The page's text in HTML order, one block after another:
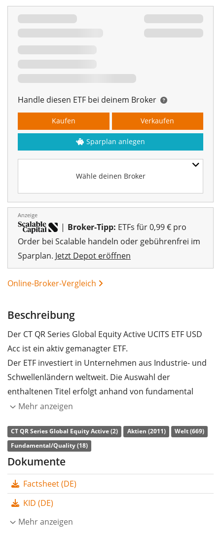
Handle diesen ETF bei deinem Broker
Wähle deinen Broker
Kaufen Verkaufen
Sparplan anlegen
Anzeige
| Broker-Tipp: ETFs für 0,99 € pro
Order bei Scalable handeln oder gebührenfrei im
Sparplan. Jetzt Depot eröffnen
Online-Broker-Vergleich
Beschreibung
Der CT QR Series Global Equity Active UCITS ETF USD
Acc ist ein aktiv gemanagter ETF.
Der ETF investiert in Unternehmen aus Industrie- und
Schwellenländern weltweit. Die Auswahl der
enthaltenen Titel erfolgt anhand von fundamental
Kriterien. Die enthaltenen Aktien werden nach ESG-
Unternehmensführung) gefiltert.
Die TER (Gesamtkostenquote) des ETF liegt bei
(in den ETF reinvestiert).
Der CT QR Series Global Equity Active UCITS ETF USD
Acc ist ein kleiner ETF mit
Mehr anzeigen
CT QR Series Global Equity Active (2) Aktien (2011)
Welt (669)
Fundamental/Quality (18)
Dokumente
Factsheet (DE)
KID (DE)
Mehr anzeigen